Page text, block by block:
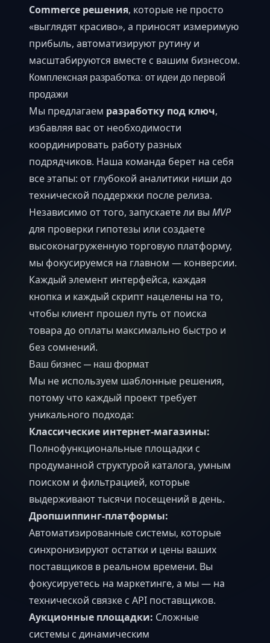
Commerce решения, которые не просто
«выглядят красиво», а приносят измеримую
прибыль, автоматизируют рутину и
масштабируются вместе с вашим бизнесом.
Комплексная разработка: от идеи до первой
продажи
Мы предлагаем разработку под ключ,
избавляя вас от необходимости
координировать работу разных
подрядчиков. Наша команда берет на себя
все этапы: от глубокой аналитики ниши до
технической поддержки после релиза.
Независимо от того, запускаете ли вы MVP
для проверки гипотезы или создаете
высоконагруженную торговую платформу,
мы фокусируемся на главном — конверсии.
Каждый элемент интерфейса, каждая
кнопка и каждый скрипт нацелены на то,
чтобы клиент прошел путь от поиска
товара до оплаты максимально быстро и
без сомнений.
Ваш бизнес — наш формат
Мы не используем шаблонные решения,
потому что каждый проект требует
уникального подхода:
Классические интернет-магазины:
Полнофункциональные площадки с
продуманной структурой каталога, умным
поиском и фильтрацией, которые
выдерживают тысячи посещений в день.
Дропшиппинг-платформы:
Автоматизированные системы, которые
синхронизируют остатки и цены ваших
поставщиков в реальном времени. Вы
фокусируетесь на маркетинге, а мы — на
технической связке с API поставщиков.
Аукционные площадки: Сложные
системы с динамическим